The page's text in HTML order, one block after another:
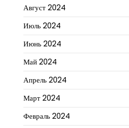
Август 2024
Июль 2024
Июнь 2024
Май 2024
Апрель 2024
Март 2024
Февраль 2024